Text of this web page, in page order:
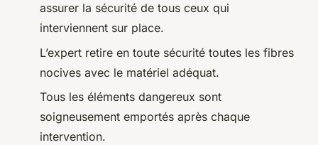
assurer la sécurité de tous ceux qui
interviennent sur place.
L’expert retire en toute sécurité toutes les fibres
nocives avec le matériel adéquat.
Tous les éléments dangereux sont
soigneusement emportés après chaque
intervention.